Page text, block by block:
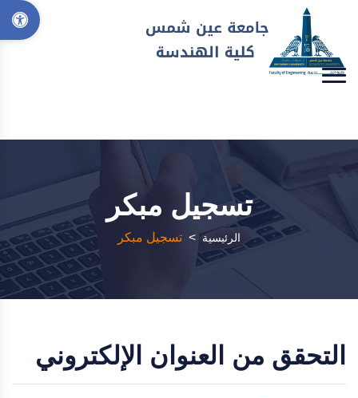
تسجيل مبكر
الرئيسية > تسجيل مبكر
التحقق من العنوان الإلكتروني